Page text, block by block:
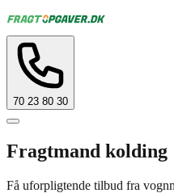
70 23 80 30
Fragtmand kolding
Få uforpligtende tilbud fra